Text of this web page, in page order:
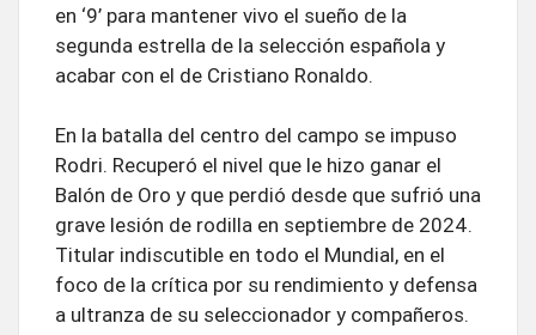
en ‘9’ para mantener vivo el sueño de la
segunda estrella de la selección española y
acabar con el de Cristiano Ronaldo.
En la batalla del centro del campo se impuso
Rodri. Recuperó el nivel que le hizo ganar el
Balón de Oro y que perdió desde que sufrió una
grave lesión de rodilla en septiembre de 2024.
Titular indiscutible en todo el Mundial, en el
foco de la crítica por su rendimiento y defensa
a ultranza de su seleccionador y compañeros.